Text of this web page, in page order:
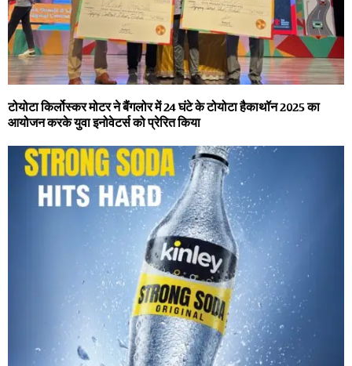
टोयोटा किर्लोस्कर मोटर ने बैंगलोर में 24 घंटे के टोयोटा हैकाथॉन 2025 का
आयोजन करके युवा इनोवेटर्स को प्रेरित किया